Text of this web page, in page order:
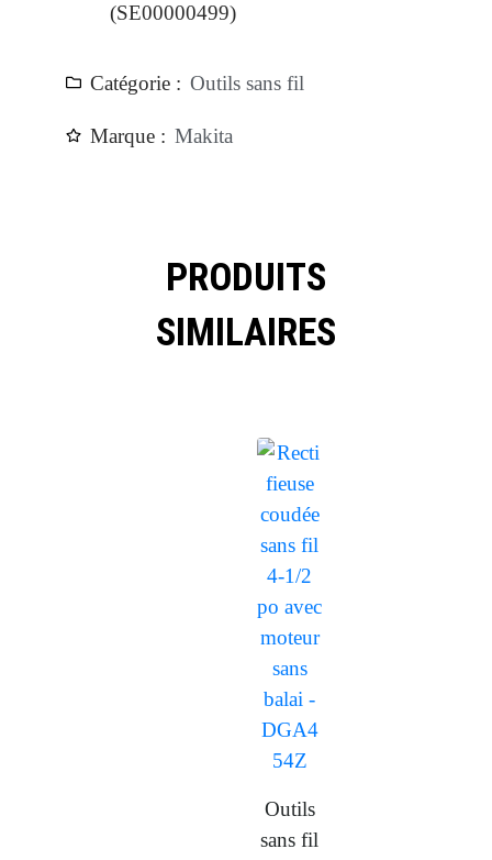
(SE00000499)
Catégorie : Outils sans fil
Marque : Makita
PRODUITS
SIMILAIRES
Outils
sans fil